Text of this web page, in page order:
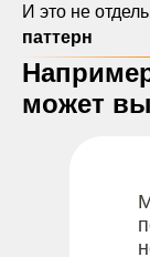
И это не
паттерн
может